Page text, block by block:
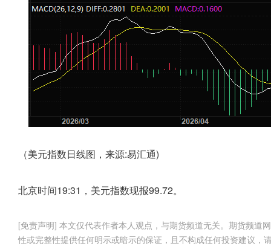
（美元指数日线图，来源:易汇通)
北京时间19:31，美元指数现报99.72。
[免责声明] 本文仅代表作者本人观点，与期货频道无关。期货频道
性或完整性提供任何明示或暗示的保证，且不构成任何投资建议，